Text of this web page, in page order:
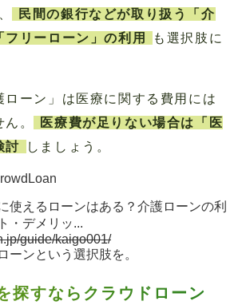
民間の銀行などが取り扱う「介
フリーローン」の利用
も選択肢に
ローン」は医療に関する費用には
。
医療費が足りない場合は「医
討
しましょう。
使えるローンはある？介護ローンの利
・デメリッ...
guide/kaigo001/
ーンという選択肢を。
探すならクラウドローン